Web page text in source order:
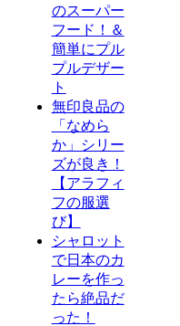
のスーパー
フード！＆
簡単にプル
プルデザー
ト
無印良品の
「なめら
か」シリー
ズが良き！
【アラフィ
フの服選
び】
シャロット
で日本のカ
レーを作っ
たら絶品だ
った！